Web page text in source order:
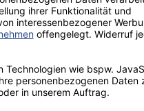
Zusammenschlüsse,
im Tarifvertrag
Aberkennung der
bindet. Der
für